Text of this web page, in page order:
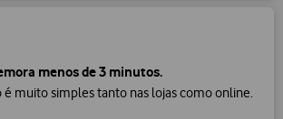
menos de 3 minutos.
é muito simples tanto nas lojas como online.